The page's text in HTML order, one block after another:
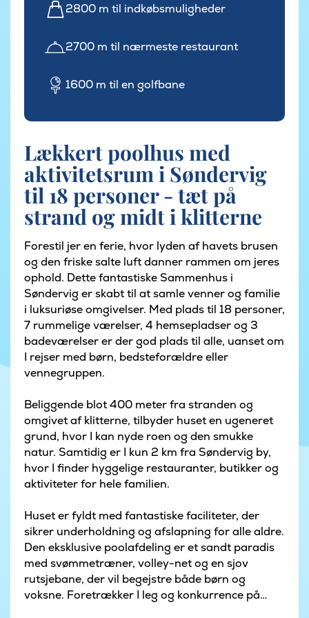
2800 m til indkøbsmuligheder
2700 m til nærmeste restaurant
1600 m til en golfbane
Lækkert poolhus med
aktivitetsrum i Søndervig
til 18 personer - tæt på
strand og midt i klitterne
Forestil jer en ferie, hvor lyden af havets brusen
og den friske salte luft danner rammen om jeres
ophold. Dette fantastiske Sammenhus i
Søndervig er skabt til at samle venner og familie
i luksuriøse omgivelser. Med plads til 18 personer,
7 rummelige værelser, 4 hemsepladser og 3
badeværelser er der god plads til alle, uanset om
I rejser med børn, bedsteforældre eller
vennegruppen.
Beliggende blot 400 meter fra stranden og
omgivet af klitterne, tilbyder huset en ugeneret
grund, hvor I kan nyde roen og den smukke
natur. Samtidig er I kun 2 km fra Søndervig by,
hvor I finder hyggelige restauranter, butikker og
aktiviteter for hele familien.
Huset er fyldt med fantastiske faciliteter, der
sikrer underholdning og afslapning for alle aldre.
Den eksklusive poolafdeling er et sandt paradis
med svømmetræner, volley-net og en sjov
rutsjebane, der vil begejstre både børn og
voksne. Foretrækker I leg og konkurrence på